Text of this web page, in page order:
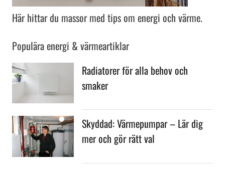
Här hittar du massor med tips om energi och värme.
Populära energi & värmeartiklar
Radiatorer för alla behov och
smaker
Skyddad: Värmepumpar – Lär dig
mer och gör rätt val